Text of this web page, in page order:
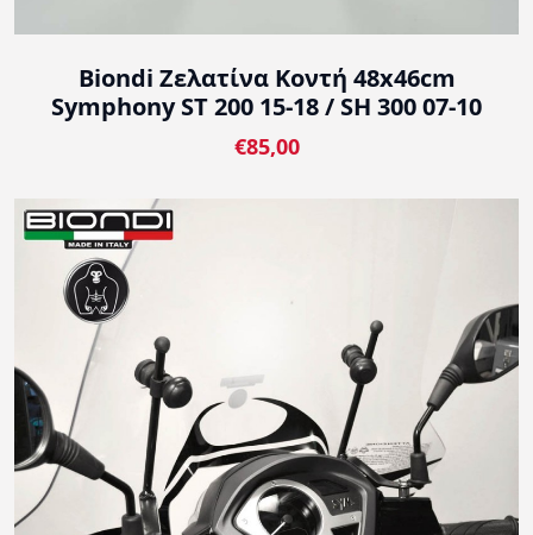
Biondi Ζελατίνα Κοντή 48x46cm
Symphony ST 200 15-18 / SH 300 07-10
€85,00